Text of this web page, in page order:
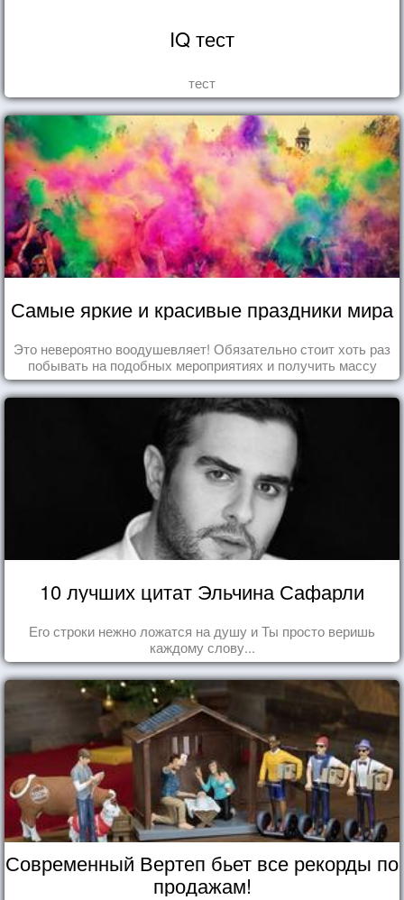
IQ тест
тест
Самые яркие и красивые праздники мира
Это невероятно воодушевляет! Обязательно стоит хоть раз
побывать на подобных мероприятиях и получить массу
впечатлений!
10 лучших цитат Эльчина Сафарли
Его строки нежно ложатся на душу и Ты просто веришь
каждому слову...
Современный Вертеп бьет все рекорды по
продажам!